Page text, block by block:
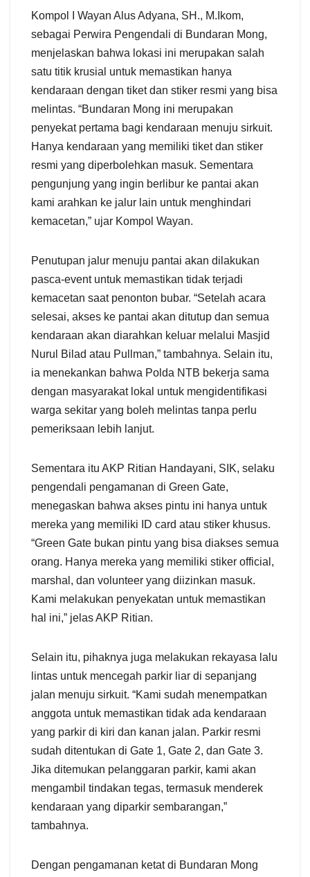
Kompol I Wayan Alus Adyana, SH., M.Ikom,
sebagai Perwira Pengendali di Bundaran Mong,
menjelaskan bahwa lokasi ini merupakan salah
satu titik krusial untuk memastikan hanya
kendaraan dengan tiket dan stiker resmi yang bisa
melintas. “Bundaran Mong ini merupakan
penyekat pertama bagi kendaraan menuju sirkuit.
Hanya kendaraan yang memiliki tiket dan stiker
resmi yang diperbolehkan masuk. Sementara
pengunjung yang ingin berlibur ke pantai akan
kami arahkan ke jalur lain untuk menghindari
kemacetan,” ujar Kompol Wayan.
Penutupan jalur menuju pantai akan dilakukan
pasca-event untuk memastikan tidak terjadi
kemacetan saat penonton bubar. “Setelah acara
selesai, akses ke pantai akan ditutup dan semua
kendaraan akan diarahkan keluar melalui Masjid
Nurul Bilad atau Pullman,” tambahnya. Selain itu,
ia menekankan bahwa Polda NTB bekerja sama
dengan masyarakat lokal untuk mengidentifikasi
warga sekitar yang boleh melintas tanpa perlu
pemeriksaan lebih lanjut.
Sementara itu AKP Ritian Handayani, SIK, selaku
pengendali pengamanan di Green Gate,
menegaskan bahwa akses pintu ini hanya untuk
mereka yang memiliki ID card atau stiker khusus.
“Green Gate bukan pintu yang bisa diakses semua
orang. Hanya mereka yang memiliki stiker official,
marshal, dan volunteer yang diizinkan masuk.
Kami melakukan penyekatan untuk memastikan
hal ini,” jelas AKP Ritian.
Selain itu, pihaknya juga melakukan rekayasa lalu
lintas untuk mencegah parkir liar di sepanjang
jalan menuju sirkuit. “Kami sudah menempatkan
anggota untuk memastikan tidak ada kendaraan
yang parkir di kiri dan kanan jalan. Parkir resmi
sudah ditentukan di Gate 1, Gate 2, dan Gate 3.
Jika ditemukan pelanggaran parkir, kami akan
mengambil tindakan tegas, termasuk menderek
kendaraan yang diparkir sembarangan,”
tambahnya.
Dengan pengamanan ketat di Bundaran Mong